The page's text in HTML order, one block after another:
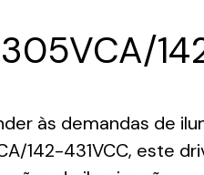
às demandas de
142-431VCC, este